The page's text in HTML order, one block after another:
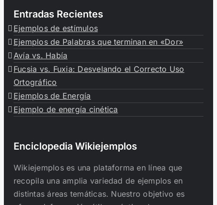
Entradas Recientes
Ejemplos de estímulos
Ejemplos de Palabras que terminan en «Dor»
Avía vs. Había
Fucsia vs. Fuxia: Desvelando el Correcto Uso
Ortográfico
Ejemplos de Energía
Ejemplo de energía cinética
Enciclopedia Wikiejemplos
Wikiejemplos es una plataforma en línea que
recopila una amplia variedad de ejemplos en
distintas áreas temáticas. Nuestro objetivo es